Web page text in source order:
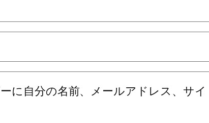
自分の名前、メールアドレス、サイ